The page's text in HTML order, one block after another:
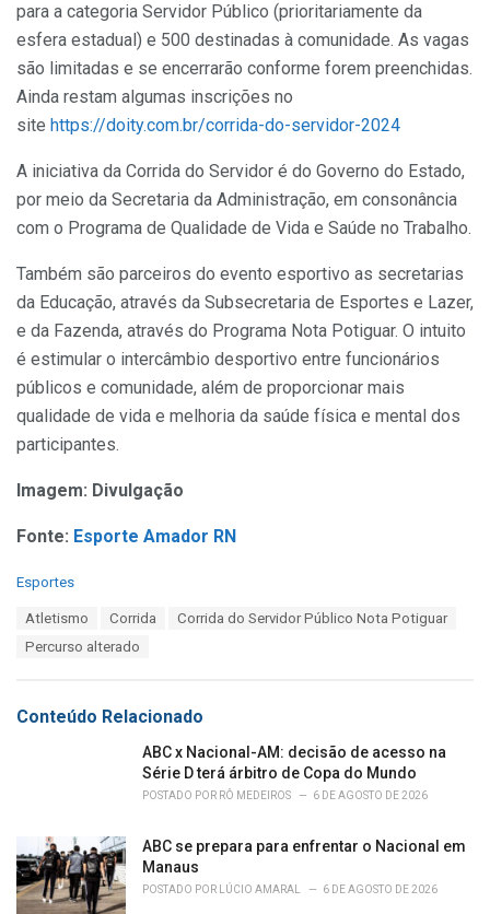
para a categoria Servidor Público (prioritariamente da
esfera estadual) e 500 destinadas à comunidade. As vagas
são limitadas e se encerrarão conforme forem preenchidas.
Ainda restam algumas inscrições no
site https://doity.com.br/corrida-do-servidor-2024
A iniciativa da Corrida do Servidor é do Governo do Estado,
por meio da Secretaria da Administração, em consonância
com o Programa de Qualidade de Vida e Saúde no Trabalho.
Também são parceiros do evento esportivo as secretarias
da Educação, através da Subsecretaria de Esportes e Lazer,
e da Fazenda, através do Programa Nota Potiguar. O intuito
é estimular o intercâmbio desportivo entre funcionários
públicos e comunidade, além de proporcionar mais
qualidade de vida e melhoria da saúde física e mental dos
participantes.
Imagem: Divulgação
Fonte: Esporte Amador RN
C
i
Esportes
Atletismo Corrida
Corrida do Servidor Público Nota Potiguar
Percurso alterado
Conteúdo Relacionado
ABC x Nacional-AM: decisão de acesso na
Série D terá árbitro de Copa do Mundo
POSTADO POR RÔ MEDEIROS 6 DE AGOSTO DE 2026
ABC se prepara para enfrentar o Nacional em
Manaus
POSTADO POR LÚCIO AMARAL 6 DE AGOSTO DE 2026